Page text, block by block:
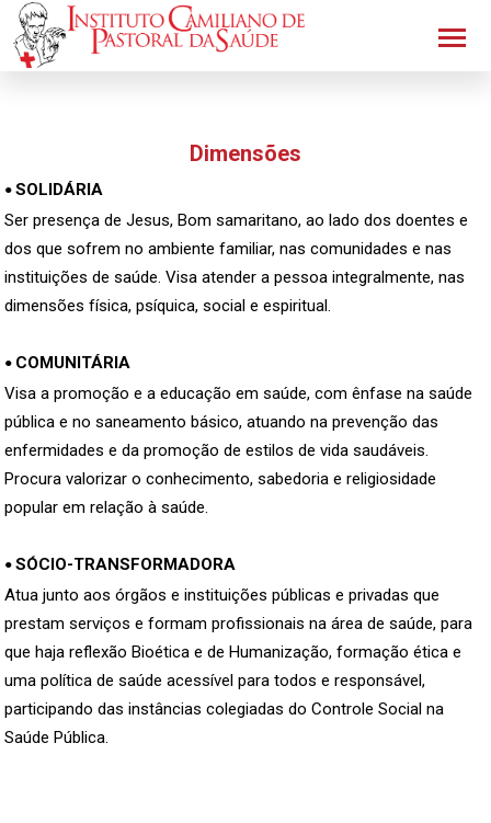
Dimensões
•SOLIDÁRIA
Ser presença de Jesus, Bom samaritano, ao lado dos doentes e
dos que sofrem no ambiente familiar, nas comunidades e nas
instituições de saúde. Visa atender a pessoa integralmente, nas
dimensões física, psíquica, social e espiritual.
• COMUNITÁRIA
Visa a promoção e a educação em saúde, com ênfase na saúde
pública e no saneamento básico, atuando na prevenção das
enfermidades e da promoção de estilos de vida saudáveis.
Procura valorizar o conhecimento, sabedoria e religiosidade
popular em relação à saúde.
•SÓCIO-TRANSFORMADORA
Atua junto aos órgãos e instituições públicas e privadas que
prestam serviços e formam profissionais na área de saúde, para
que haja reflexão Bioética e de Humanização, formação ética e
uma política de saúde acessível para todos e responsável,
participando das instâncias colegiadas do Controle Social na
Saúde Pública.